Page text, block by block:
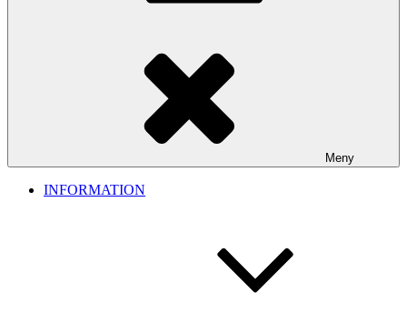
Meny
INFORMATION